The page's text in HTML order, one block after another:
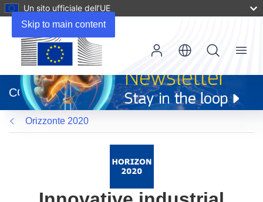
Skip to main content
Un sito ufficiale dell’UE
apre
in
una
nuova
finestra)
CORDIS
Menu
Orizzonte 2020